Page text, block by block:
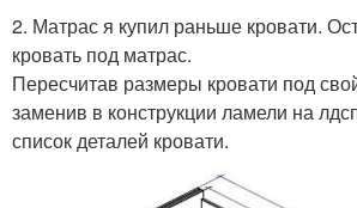
2. Матрас я купил раньше кровати.
кровать под матрас.
Пересчитав размеры кровати под
заменив в конструкции ламели на
список деталей кровати.